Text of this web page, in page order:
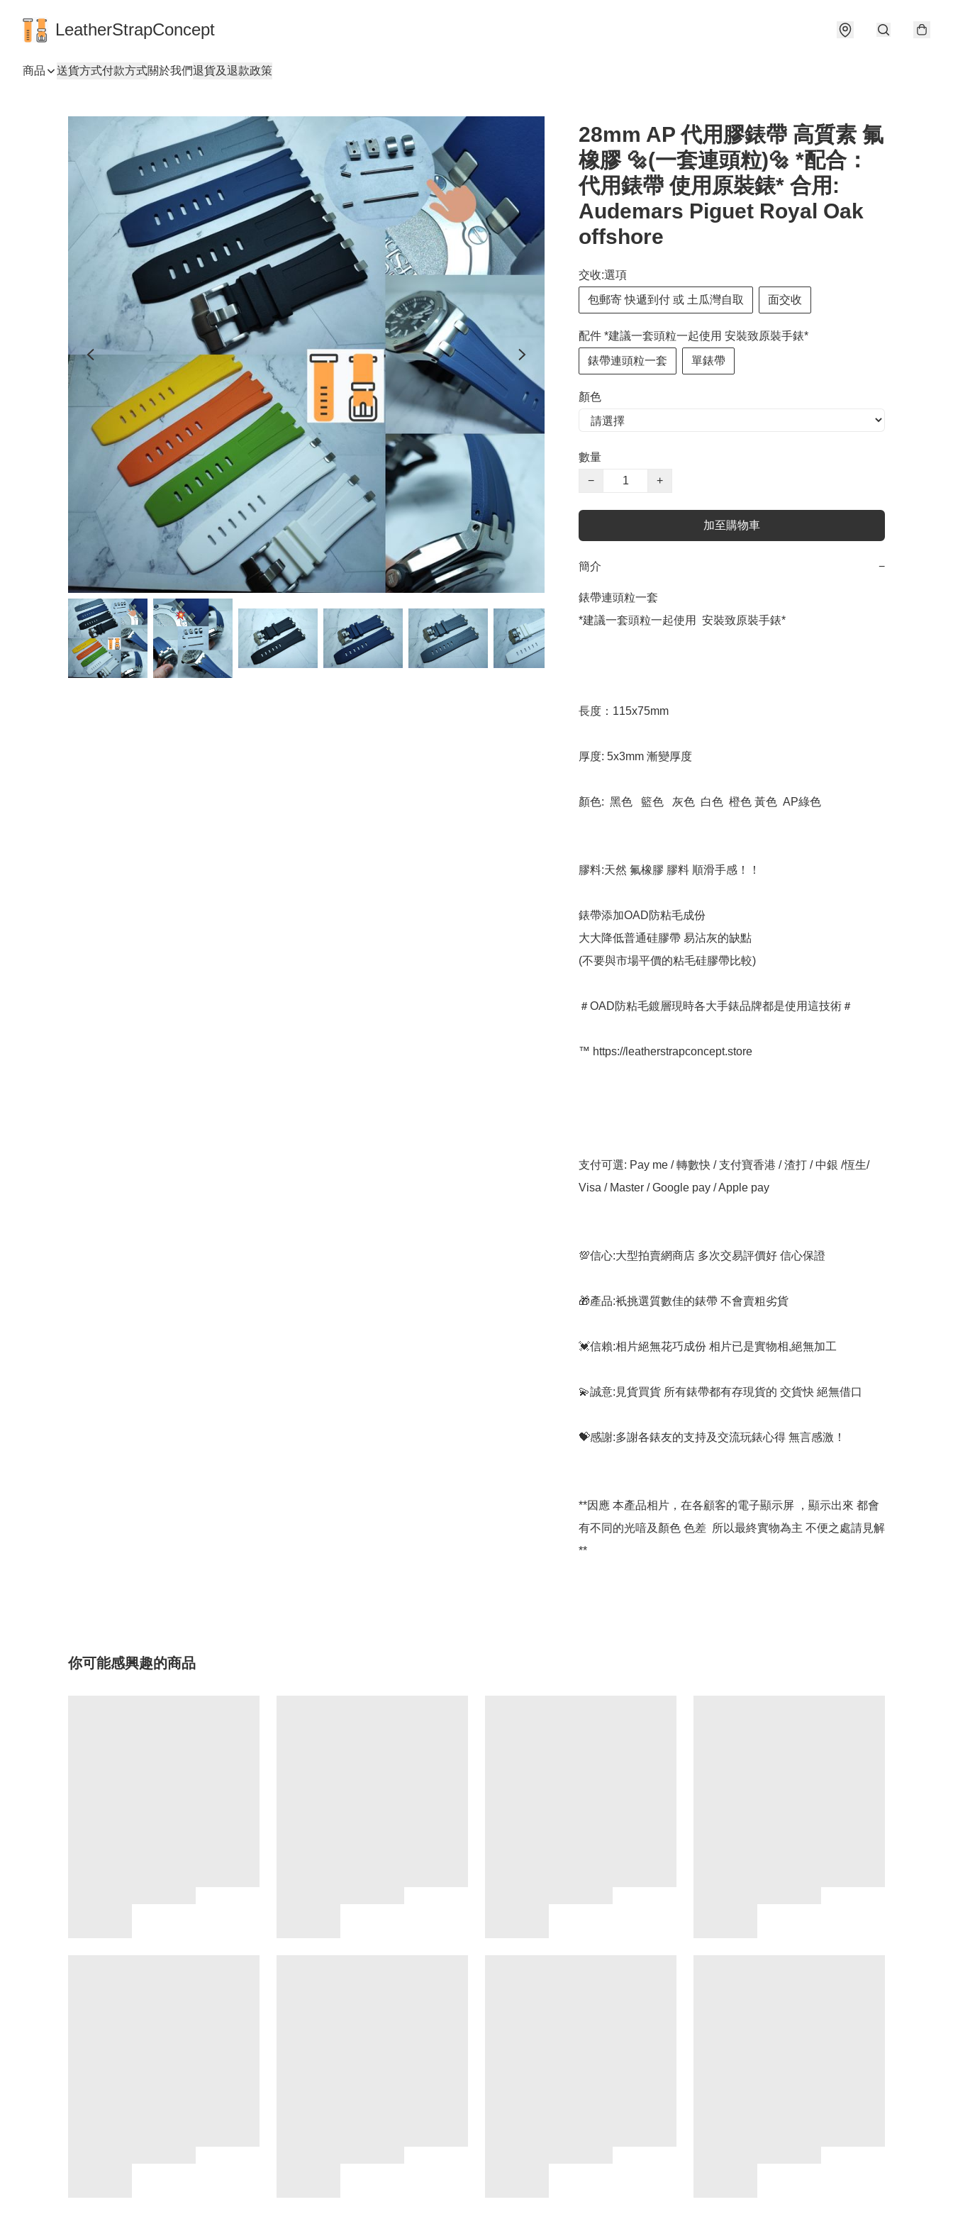
LeatherStrapConcept
商品 送貨方式付款方式關於我們退貨及退款政策
28mm AP 代用膠錶帶 高質素 氟
橡膠 🔩(一套連頭粒)🔩 *配合：
代用錶帶 使用原裝錶* 合用:
Audemars Piguet Royal Oak
offshore
交收:選項
包郵寄 快遞到付 或 土瓜灣自取 面交收
配件 *建議一套頭粒一起使用 安裝致原裝手錶*
錶帶連頭粒一套 單錶帶
顏色
數量
−
+
加至購物車
簡介 −
錶帶連頭粒一套
*建議一套頭粒一起使用  安裝致原裝手錶*
長度：115x75mm
厚度: 5x3mm 漸變厚度
顏色:  黑色   籃色   灰色  白色  橙色 黃色  AP綠色
膠料:天然 氟橡膠 膠料 順滑手感！！
錶帶添加OAD防粘毛成份
大大降低普通硅膠帶 易沾灰的缺點
(不要與市場平價的粘毛硅膠帶比較)
＃OAD防粘毛鍍層現時各大手錶品牌都是使用這技術＃
™️ https://leatherstrapconcept.store
支付可選: Pay me / 轉數快 / 支付寶香港 / 渣打 / 中銀 /恆生/
Visa / Master / Google pay / Apple pay
💯信心:大型拍賣網商店 多次交易評價好 信心保證
🎁產品:衹挑選質數佳的錶帶 不會賣粗劣貨
💓信賴:相片絕無花巧成份 相片已是實物相,絕無加工
💫誠意:見貨買貨 所有錶帶都有存現貨的 交貨快 絕無借口
💝感謝:多謝各錶友的支持及交流玩錶心得 無言感激！
**因應 本產品相片，在各顧客的電子顯示屏 ，顯示出來 都會
有不同的光喑及顏色 色差  所以最終實物為主 不便之處請見解
**
你可能感興趣的商品